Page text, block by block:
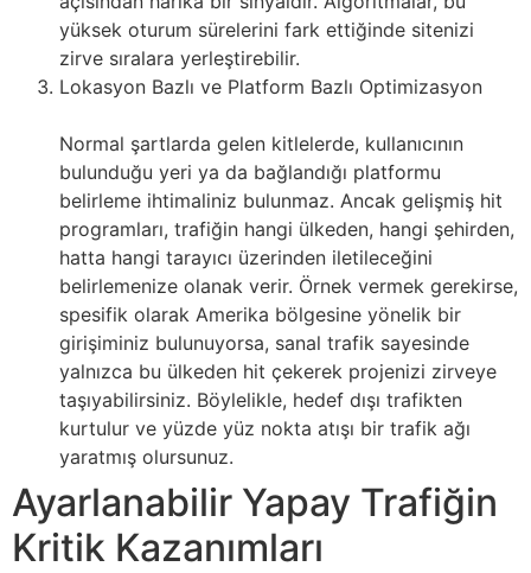
yüksek oturum sürelerini fark ettiğinde sitenizi
zirve sıralara yerleştirebilir.
Lokasyon Bazlı ve Platform Bazlı Optimizasyon
Normal şartlarda gelen kitlelerde, kullanıcının
bulunduğu yeri ya da bağlandığı platformu
belirleme ihtimaliniz bulunmaz. Ancak gelişmiş hit
programları, trafiğin hangi ülkeden, hangi şehirden,
hatta hangi tarayıcı üzerinden iletileceğini
belirlemenize olanak verir. Örnek vermek gerekirse,
spesifik olarak Amerika bölgesine yönelik bir
girişiminiz bulunuyorsa, sanal trafik sayesinde
yalnızca bu ülkeden hit çekerek projenizi zirveye
taşıyabilirsiniz. Böylelikle, hedef dışı trafikten
kurtulur ve yüzde yüz nokta atışı bir trafik ağı
yaratmış olursunuz.
Ayarlanabilir Yapay Trafiğin
Kritik Kazanımları